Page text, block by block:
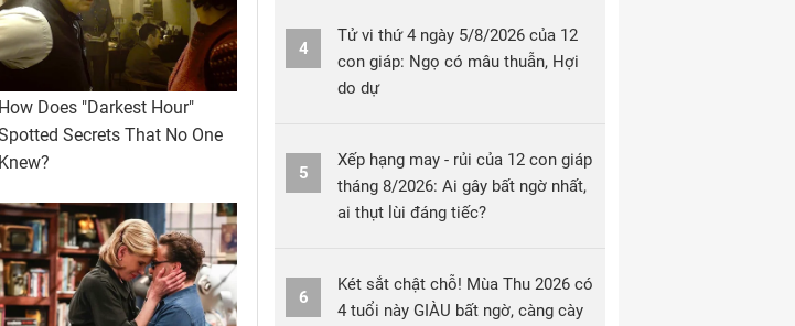
4
Tử vi thứ 4 ngày 5/8/2026 của 12
con giáp: Ngọ có mâu thuẫn, Hợi
do dự
5
Xếp hạng may - rủi của 12 con giáp
tháng 8/2026: Ai gây bất ngờ nhất,
ai thụt lùi đáng tiếc?
6
Két sắt chật chỗ! Mùa Thu 2026 có
4 tuổi này GIÀU bất ngờ, càng cày